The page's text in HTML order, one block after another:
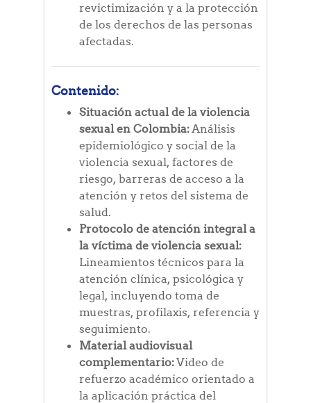
revictimización y a la protección
de los derechos de las personas
afectadas.
Contenido:
Situación actual de la violencia
sexual en Colombia:Análisis
epidemiológico y social de la
violencia sexual, factores de
riesgo, barreras de acceso a la
atención y retos del sistema de
salud.
Protocolo de atención integral a
la víctima de violencia sexual:
Lineamientos técnicos para la
atención clínica, psicológica y
legal, incluyendo toma de
muestras, profilaxis, referencia y
seguimiento.
Material audiovisual
complementario:Video de
refuerzo académico orientado a
la aplicación práctica del